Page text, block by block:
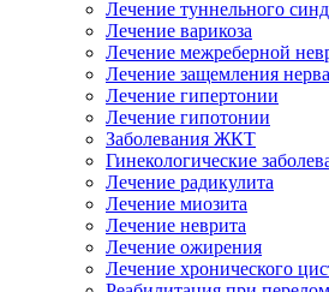
Лечение туннельного
Лечение варикоза
Лечение межреберной
Лечение защемления нерва
Лечение гипертонии
Лечение гипотонии
Заболевания ЖКТ
Гинекологические
Лечение радикулита
Лечение миозита
Лечение неврита
Лечение ожирения
Лечение хронического